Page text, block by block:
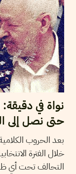
نواة في
حتى نصل إلى
بعد الحروب
خلال الفترة
التحالف تحت أي